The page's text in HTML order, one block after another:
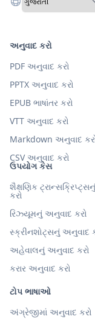
ઉપયોગ કેસ
શૈક્ષણિક
કરો
રિઝ્યૂમનું અનુવાદ કરો
સ્ક્રીનશોટ્સનું અનુવાદ
અહેવાલનું અનુવાદ કરો
કરાર અનુવાદ કરો
ટોપ ભાષાઓ
અંગ્રેજીમાં અનુવાદ કરો
અનુવાદ કરો
PDF અનુવાદ કરો
PPTX અનુવાદ કરો
EPUB ભાષાંતર કરો
VTT અનુવાદ કરો
Markdown અનુવાદ
CSV અનુવાદ કરો